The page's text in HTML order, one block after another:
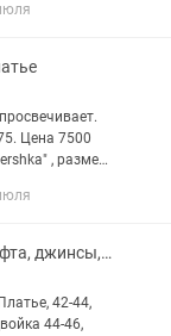
Цена 7500
изъянов .
Женская одежда кофта, джинсы, платья
42-44,
44-46,